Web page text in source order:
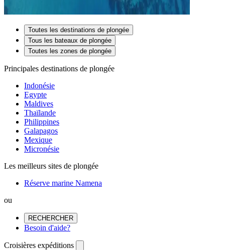
Toutes les destinations de plongée
Tous les bateaux de plongée
Toutes les zones de plongée
Principales destinations de plongée
Indonésie
Egypte
Maldives
Thaïlande
Philippines
Galapagos
Mexique
Micronésie
Les meilleurs sites de plongée
Réserve marine Namena
ou
RECHERCHER
Besoin d'aide?
Croisières expéditions